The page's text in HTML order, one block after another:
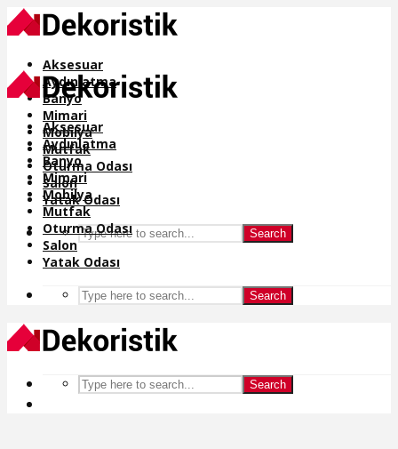
Aksesuar
Aydınlatma
Banyo
Mimari
Mobilya
Mutfak
Oturma Odası
Salon
Yatak Odası
Search
Aksesuar
Aydınlatma
Banyo
Mimari
Mobilya
Mutfak
Oturma Odası
Salon
Yatak Odası
Search
Search